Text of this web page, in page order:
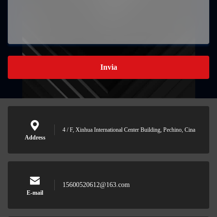
Invia
Address
4 / F, Xinhua International Center Building, Pechino, Cina
E-mail
15600520612@163.com